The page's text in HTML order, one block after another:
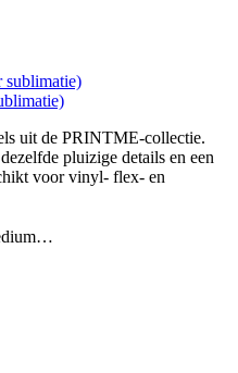
uit de PRINTME-collectie.
pluizige details en een
voor vinyl- flex- en